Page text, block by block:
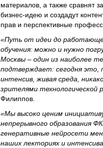
материалов, а также сравнят
бизнес-идею и создадут
прав и перспективные
«Путь от идеи до
обучения: можно и нужно
Москвы – один из наиболее
подтверждает: сегодня это,
интенсив, живая среда,
зрителями технологической
Филиппов.
«Мы высоко ценим
непрерывного образования
генеративные нейросети
наших лекториях и